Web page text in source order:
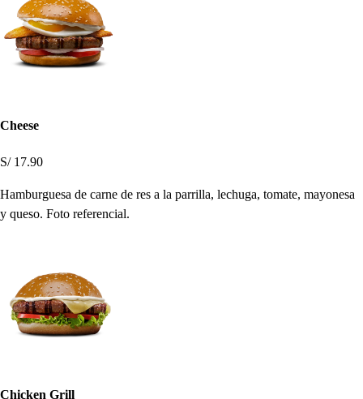
Cheese
S/ 17.90
Hamburguesa de carne de res a la parrilla, lechuga, tomate, mayonesa
y queso. Foto referencial.
Chicken Grill